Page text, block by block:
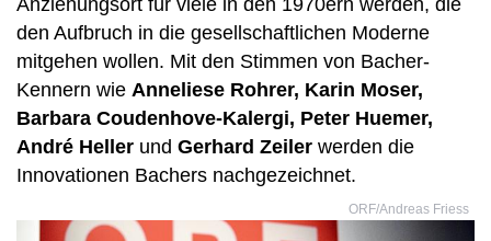
Anziehungsort für viele in den 1970ern werden, die
den Aufbruch in die gesellschaftlichen Moderne
mitgehen wollen. Mit den Stimmen von Bacher-
Kennern wie Anneliese Rohrer, Karin Moser,
Barbara Coudenhove-Kalergi, Peter Huemer,
André Heller und Gerhard Zeiler werden die
Innovationen Bachers nachgezeichnet.
ORF/Andreas Friess